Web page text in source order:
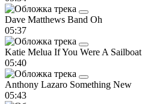
Dave Matthews Band Oh
05:37
Katie Melua If You Were A Sailboat
05:40
Anthony Lazaro Something New
05:43